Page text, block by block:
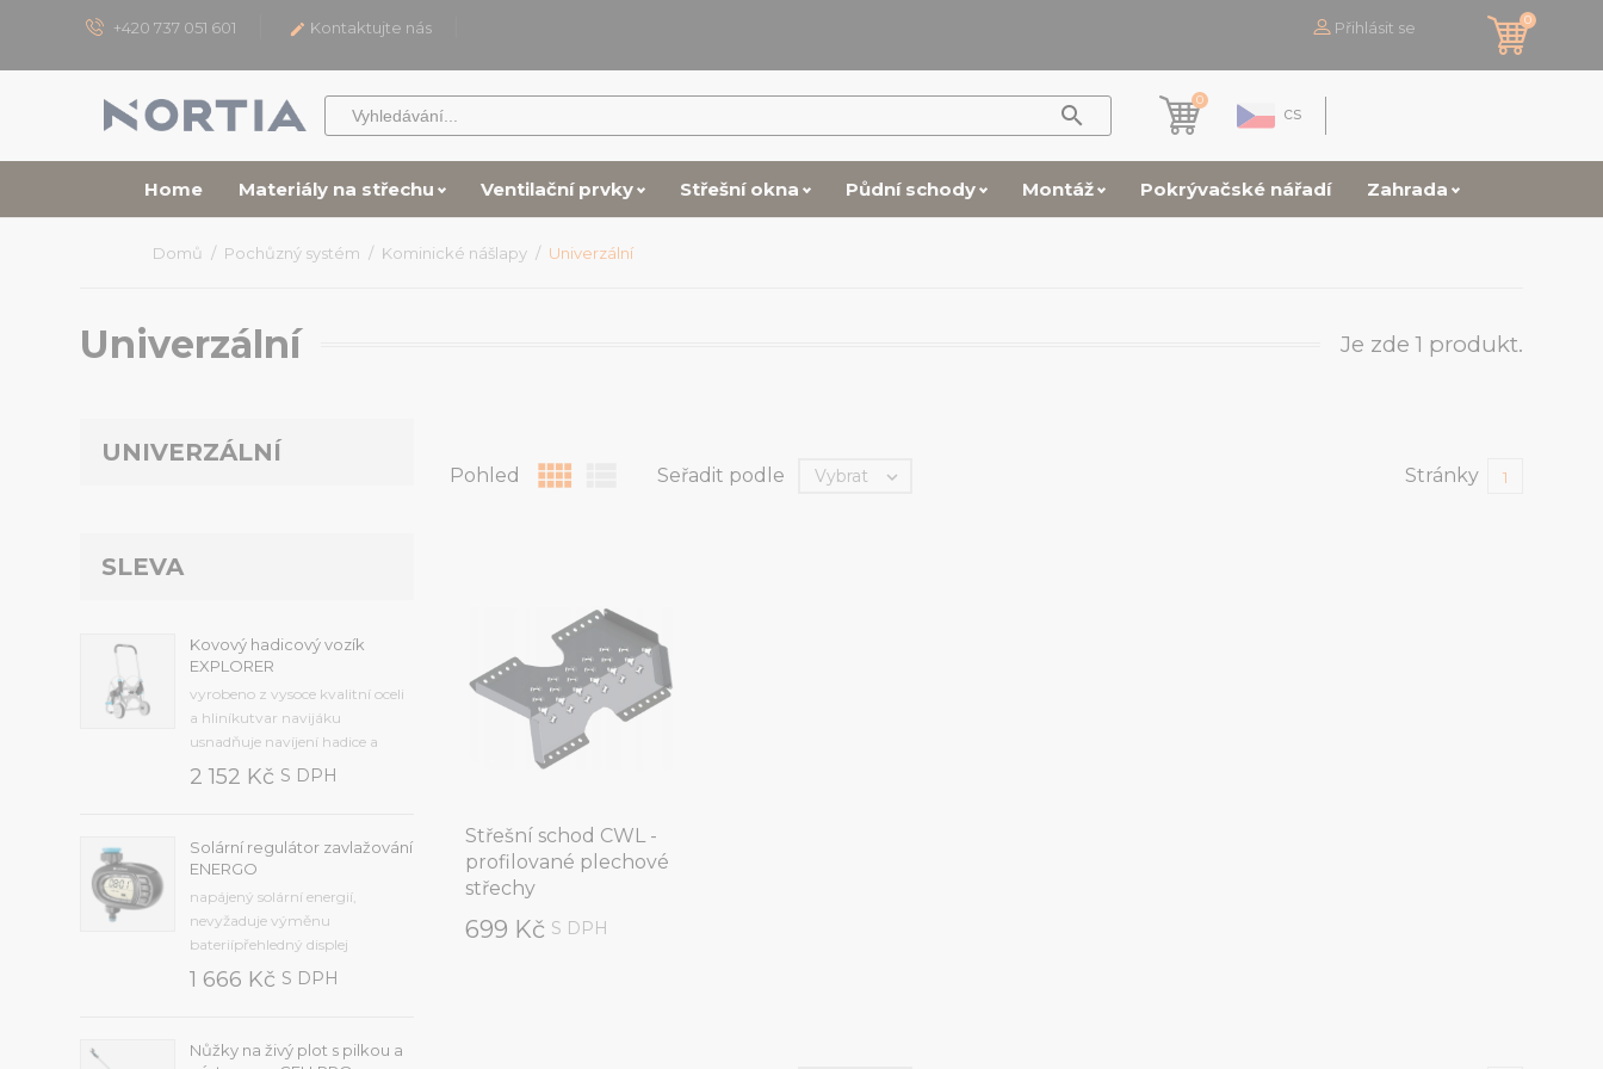
+420 737 051 601  Kontaktujte nás Přihlásit se 0

0
cs
Home Materiály na střechu Ventilační prvky Střešní okna Půdní schody Montáž Pokrývačské nářadí Zahrada
Domů Pochůzný systém Kominické nášlapy Univerzální
Univerzální Je zde 1 produkt.
UNIVERZÁLNÍ
SLEVA
Kovový hadicový vozík
EXPLORER
vyrobeno z vysoce kvalitní oceli
a hliníkutvar navijáku
usnadňuje navíjení hadice a
zabraňuje jejímu
přehnutífunkční skládací klika s
základna koleček zajišťuje
snadný a stabilní
pohodlnou...
2 152 Kč S DPH
Solární regulátor zavlažování
ENERGO
napájený solární energií,
nevyžaduje výměnu
bateriípřehledný displej
usnadňuje
programováníautomatické a
dobyintuitivní zavlažování:
Frekvence od 2 minut do 7 dnů,
1 666 Kč S DPH
Nůžky na živý plot s pilkou a
Pohled  Seřadit podle Vybrat  Stránky 1
Střešní schod CWL -
profilované plechové
střechy
699 Kč S DPH